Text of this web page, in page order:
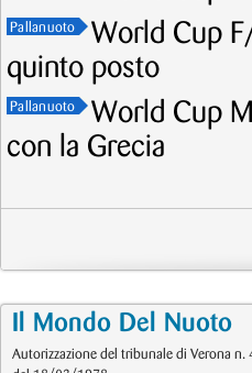
Pallanuoto
World Cup
quinto posto
Pallanuoto
World Cup
con la Grecia
Il Mondo Del Nuoto
Autorizzazione del tribunale di Verona n.